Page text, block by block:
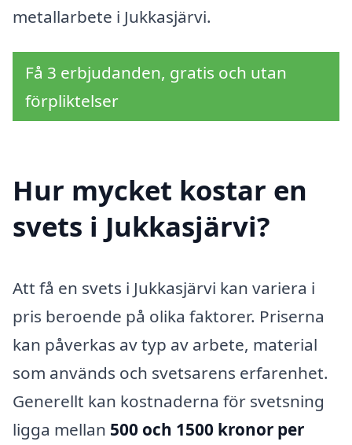
metallarbete i Jukkasjärvi.
Få 3 erbjudanden, gratis och utan
förpliktelser
Hur mycket kostar en
svets i Jukkasjärvi?
Att få en svets i Jukkasjärvi kan variera i
pris beroende på olika faktorer. Priserna
kan påverkas av typ av arbete, material
som används och svetsarens erfarenhet.
Generellt kan kostnaderna för svetsning
ligga mellan 500 och 1500 kronor per